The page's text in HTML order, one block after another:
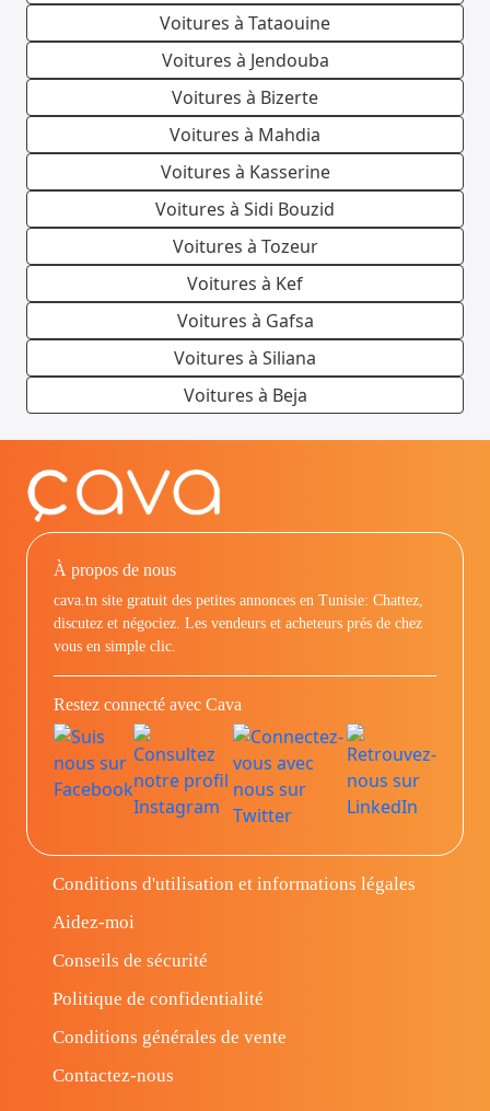
Voitures à Tataouine
Voitures à Jendouba
Voitures à Bizerte
Voitures à Mahdia
Voitures à Kasserine
Voitures à Sidi Bouzid
Voitures à Tozeur
Voitures à Kef
Voitures à Gafsa
Voitures à Siliana
Voitures à Beja
À propos de nous
cava.tn site gratuit des petites annonces en Tunisie: Chattez,
discutez et négociez. Les vendeurs et acheteurs prés de chez
vous en simple clic.
Restez connecté avec Cava
Conditions d'utilisation et informations légales
Aidez-moi
Conseils de sécurité
Politique de confidentialité
Conditions générales de vente
Contactez-nous